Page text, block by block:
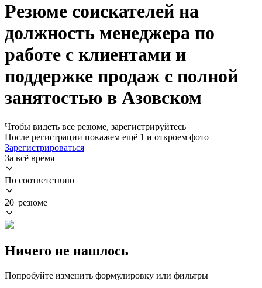
Резюме соискателей на
должность менеджера по
работе с клиентами и
поддержке продаж с полной
занятостью в Азовском
Чтобы видеть все резюме, зарегистрируйтесь
После регистрации покажем ещё 1 и откроем фото
Зарегистрироваться
За всё время
По соответствию
20 резюме
Ничего не нашлось
Попробуйте изменить формулировку или фильтры